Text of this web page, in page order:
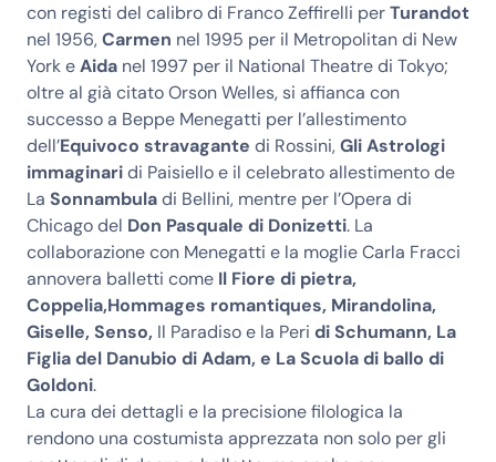
con registi del calibro di Franco Zeffirelli perTurandot
nel 1956,Carmen nel 1995 per il Metropolitan di New
York eAida nel 1997 per il National Theatre di Tokyo;
oltre al già citato Orson Welles, si affianca con
successo a Beppe Menegatti per l’allestimento
dell’Equivoco stravagante di Rossini,Gli Astrologi
immaginaridi Paisiello e il celebrato allestimento de
La Sonnambuladi Bellini, mentre per l’Opera di
Chicago del Don Pasquale di Donizetti. La
collaborazione con Menegatti e la moglie Carla Fracci
annovera balletti come Il Fiore di pietra,
Coppelia,Hommages romantiques, Mirandolina,
Giselle, Senso, Il Paradiso e la Peri di Schumann, La
Figlia del Danubio di Adam, e La Scuola di ballo di
Goldoni.
La cura dei dettagli e la precisione filologica la
rendono una costumista apprezzata non solo per gli